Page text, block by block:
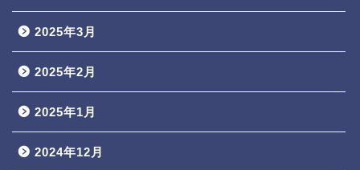
2025年3月
2025年2月
2025年1月
2024年12月